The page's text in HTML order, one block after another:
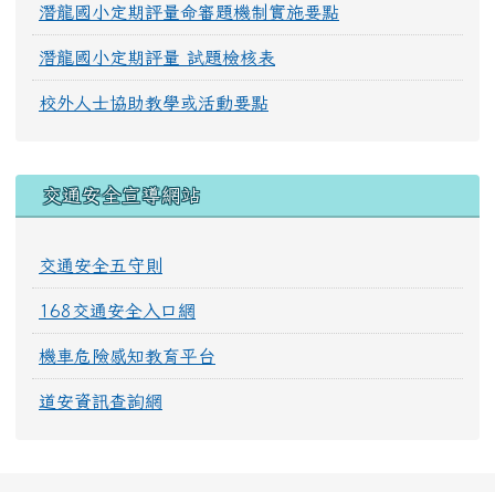
潛龍國小定期評量命審題機制實施要點
潛龍國小定期評量 試題檢核表
校外人士協助教學或活動要點
交通安全宣導網站
交通安全五守則
168交通安全入口網
機車危險感知教育平台
道安資訊查詢網